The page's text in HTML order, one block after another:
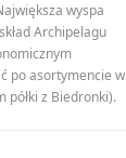
wyspa
Archipelagu
po asortymencie w
półki z Biedronki).